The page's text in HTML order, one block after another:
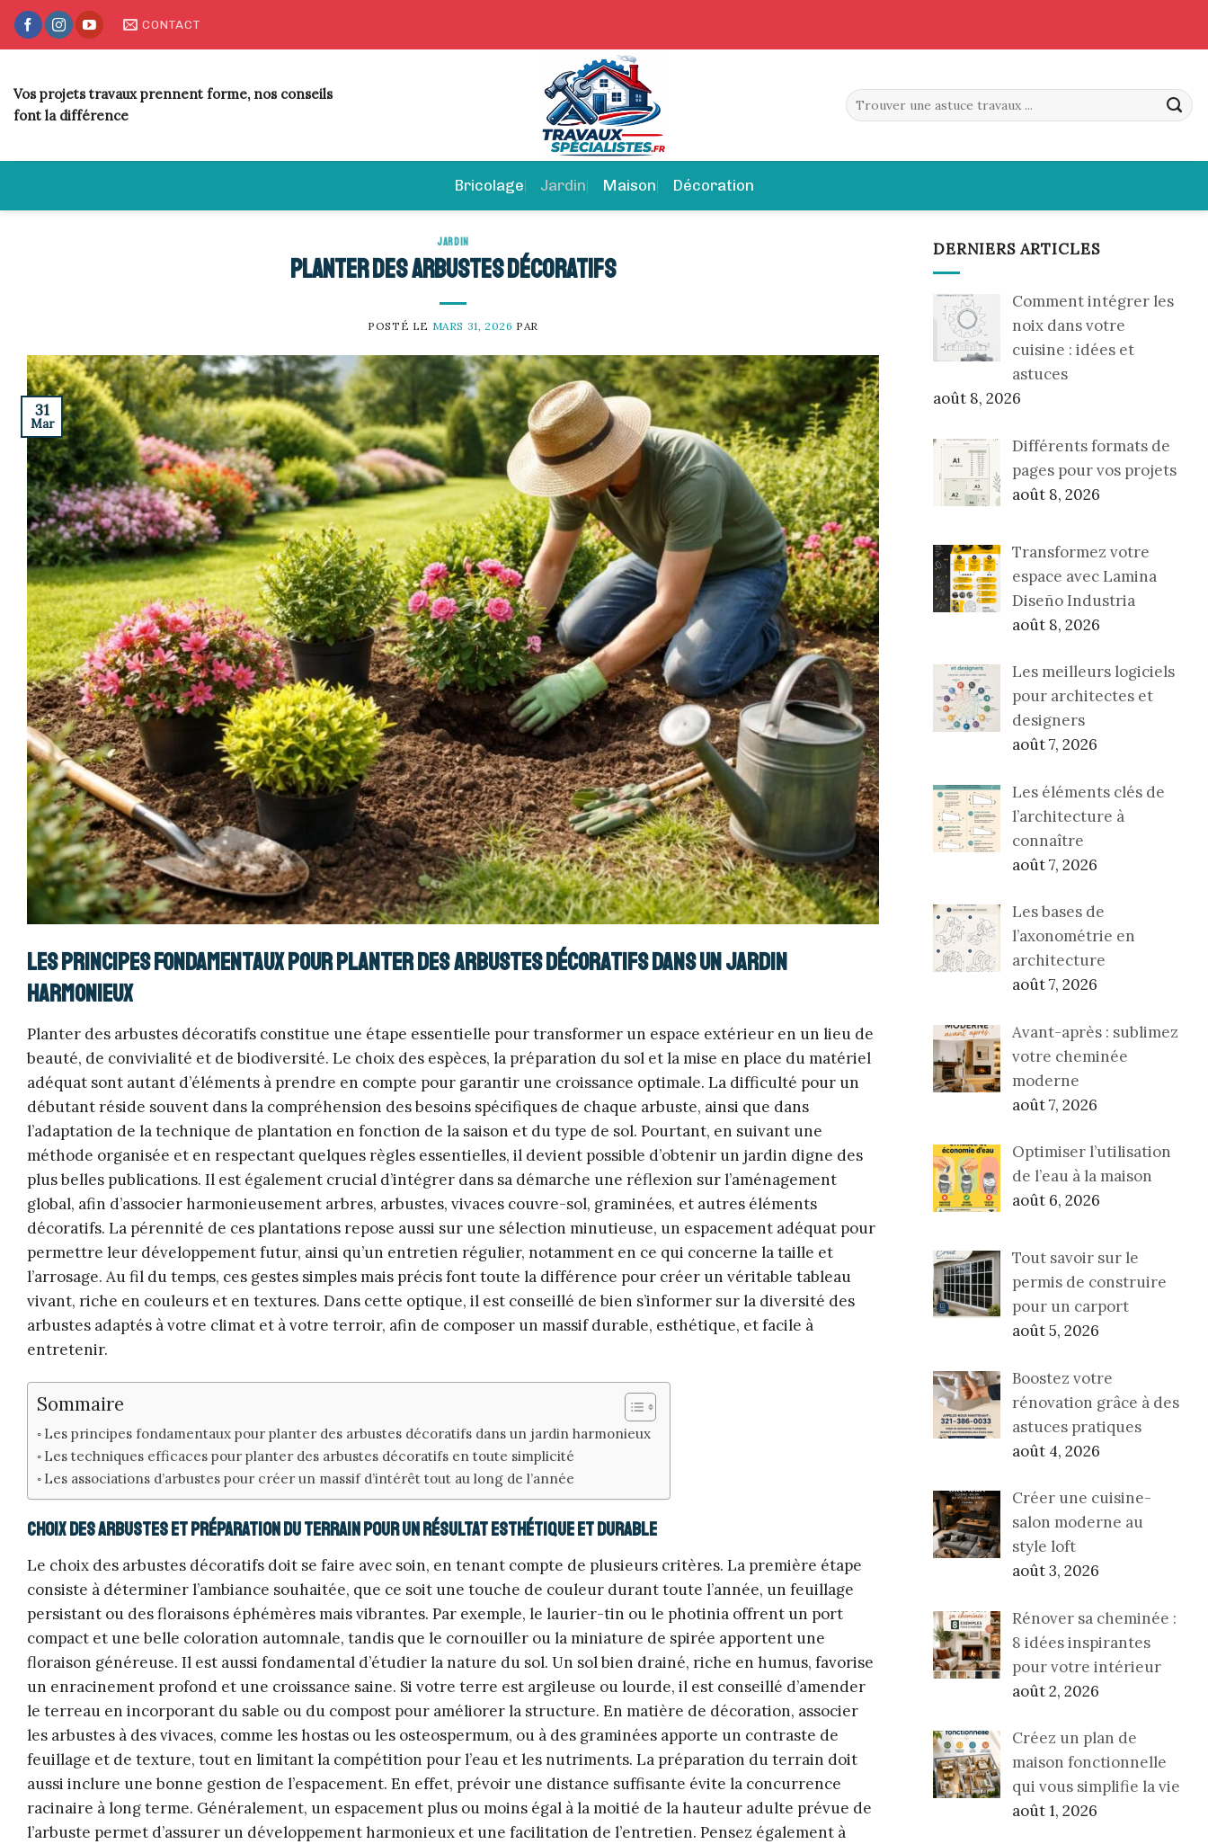
Skip
CONTACT
Vos projets travaux prennent forme, nos conseils
font la différence
Bricolage Jardin Maison Décoration
JARDIN
Planter des arbustes décoratifs
POSTÉ LE MARS 31, 2026 PAR
31
Mar
Les principes fondamentaux pour planter des arbustes décoratifs dans un jardin
harmonieux
Planter des arbustes décoratifs constitue une étape essentielle pour transformer un espace extérieur en un lieu de
beauté, de convivialité et de biodiversité. Le choix des espèces, la préparation du sol et la mise en place du matériel
adéquat sont autant d’éléments à prendre en compte pour garantir une croissance optimale. La difficulté pour un
débutant réside souvent dans la compréhension des besoins spécifiques de chaque arbuste, ainsi que dans
l’adaptation de la technique de plantation en fonction de la saison et du type de sol. Pourtant, en suivant une
méthode organisée et en respectant quelques règles essentielles, il devient possible d’obtenir un jardin digne des
plus belles publications. Il est également crucial d’intégrer dans sa démarche une réflexion sur l’aménagement
global, afin d’associer harmonieusement arbres, arbustes, vivaces couvre-sol, graminées, et autres éléments
décoratifs. La pérennité de ces plantations repose aussi sur une sélection minutieuse, un espacement adéquat pour
permettre leur développement futur, ainsi qu’un entretien régulier, notamment en ce qui concerne la taille et
l’arrosage. Au fil du temps, ces gestes simples mais précis font toute la différence pour créer un véritable tableau
vivant, riche en couleurs et en textures. Dans cette optique, il est conseillé de bien s’informer sur la diversité des
arbustes adaptés à votre climat et à votre terroir, afin de composer un massif durable, esthétique, et facile à
entretenir.
Sommaire
Les principes fondamentaux pour planter des arbustes décoratifs dans un jardin harmonieux
Les techniques efficaces pour planter des arbustes décoratifs en toute simplicité
Les associations d’arbustes pour créer un massif d’intérêt tout au long de l’année
Choix des arbustes et préparation du terrain pour un résultat esthétique et durable
Le choix des arbustes décoratifs doit se faire avec soin, en tenant compte de plusieurs critères. La première étape
consiste à déterminer l’ambiance souhaitée, que ce soit une touche de couleur durant toute l’année, un feuillage
persistant ou des floraisons éphémères mais vibrantes. Par exemple, le laurier-tin ou le photinia offrent un port
compact et une belle coloration automnale, tandis que le cornouiller ou la miniature de spirée apportent une
floraison généreuse. Il est aussi fondamental d’étudier la nature du sol. Un sol bien drainé, riche en humus, favorise
un enracinement profond et une croissance saine. Si votre terre est argileuse ou lourde, il est conseillé d’amender
le terreau en incorporant du sable ou du compost pour améliorer la structure. En matière de décoration, associer
les arbustes à des vivaces, comme les hostas ou les osteospermum, ou à des graminées apporte un contraste de
feuillage et de texture, tout en limitant la compétition pour l’eau et les nutriments. La préparation du terrain doit
aussi inclure une bonne gestion de l’espacement. En effet, prévoir une distance suffisante évite la concurrence
racinaire à long terme. Généralement, un espacement plus ou moins égal à la moitié de la hauteur adulte prévue de
l’arbuste permet d’assurer un développement harmonieux et une facilitation de l’entretien. Pensez également à
DERNIERS ARTICLES
Comment intégrer les
noix dans votre
cuisine : idées et
astuces
août 8, 2026
Différents formats de
pages pour vos projets
août 8, 2026
Transformez votre
espace avec Lamina
Diseño Industria
août 8, 2026
Les meilleurs logiciels
pour architectes et
designers
août 7, 2026
Les éléments clés de
l’architecture à
connaître
août 7, 2026
Les bases de
l’axonométrie en
architecture
août 7, 2026
Avant-après : sublimez
votre cheminée
moderne
août 7, 2026
Optimiser l’utilisation
de l’eau à la maison
août 6, 2026
Tout savoir sur le
permis de construire
pour un carport
août 5, 2026
Boostez votre
rénovation grâce à des
astuces pratiques
août 4, 2026
Créer une cuisine-
salon moderne au
style loft
août 3, 2026
Rénover sa cheminée :
8 idées inspirantes
pour votre intérieur
août 2, 2026
Créez un plan de
maison fonctionnelle
qui vous simplifie la vie
août 1, 2026